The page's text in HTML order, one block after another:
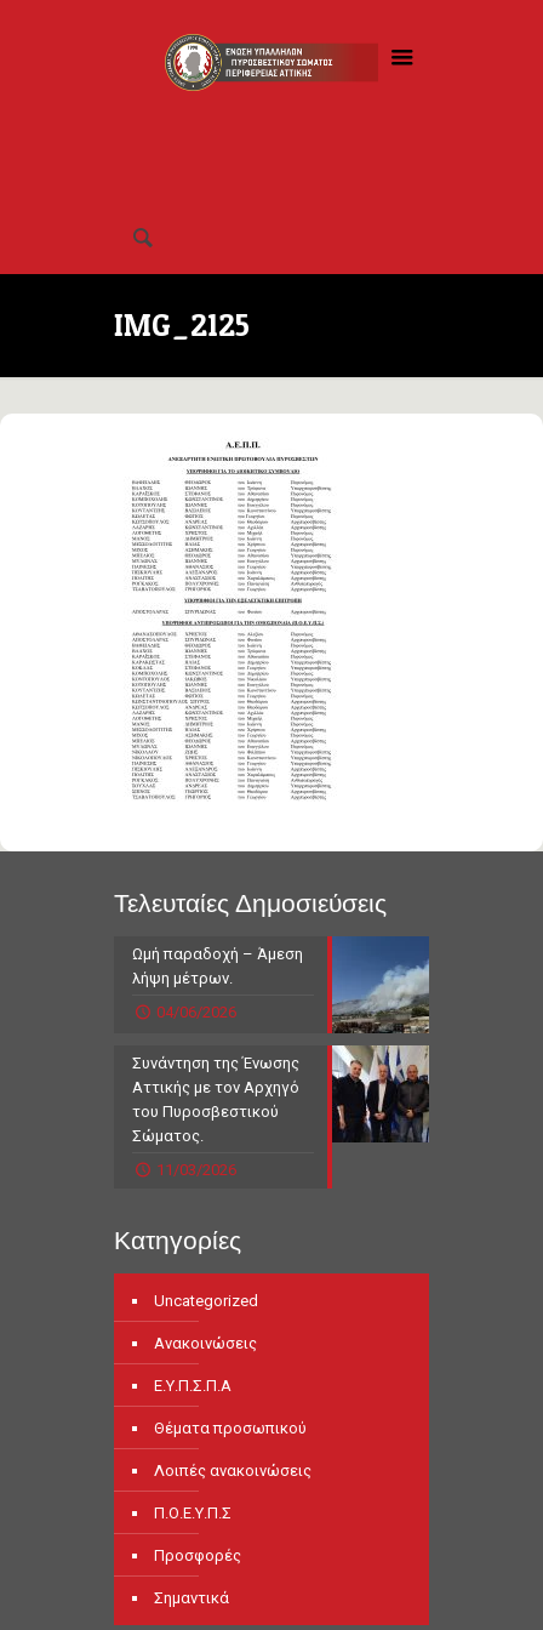
IMG_2125
Τελευταίες Δημοσιεύσεις
Ωμή παραδοχή – Άμεση
λήψη μέτρων.
04/06/2026
Συνάντηση της Ένωσης
Αττικής με τον Αρχηγό
του Πυροσβεστικού
Σώματος.
11/03/2026
Κατηγορίες
Uncategorized
Ανακοινώσεις
Ε.Υ.Π.Σ.Π.Α
Θέματα προσωπικού
Λοιπές ανακοινώσεις
Π.Ο.Ε.Υ.Π.Σ
Προσφορές
Σημαντικά